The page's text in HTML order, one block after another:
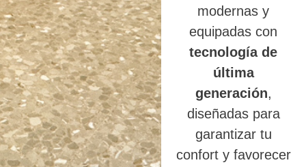
modernas y
equipadas con
tecnología de
última
generación,
diseñadas para
garantizar tu
confort y favorecer